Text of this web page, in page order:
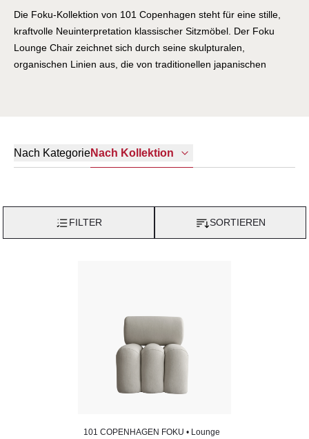
Die Foku-Kollektion von 101 Copenhagen steht für eine stille,
kraftvolle Neuinterpretation klassischer Sitzmöbel. Der Foku
Lounge Chair zeichnet sich durch seine skulpturalen,
organischen Linien aus, die von traditionellen japanischen
von Ausgeglichenheit und Gelassenheit. Durch die vollständig
Sitzgefühl, das ebenso visuell überzeugend ist wie funktional –
ein Möbelstück, das Komfort und Designkunst in Einklang bringt.
Nach KategorieNach Kollektion
FILTER SORTIEREN
101 COPENHAGEN FOKU • Lounge